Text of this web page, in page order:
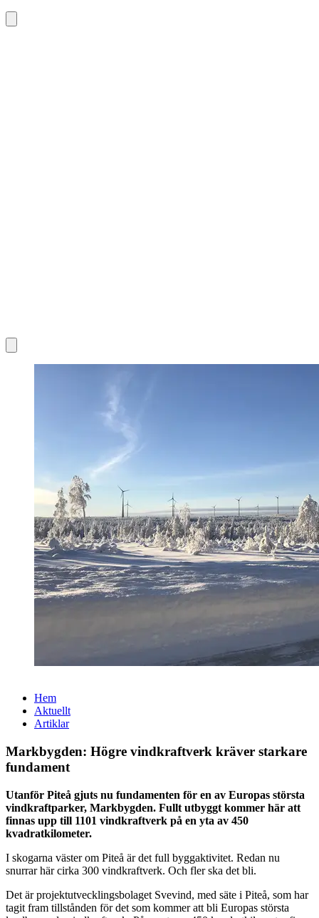
Hem
Aktuellt
Artiklar
Markbygden: Högre vindkraftverk kräver starkare
fundament
Utanför Piteå gjuts nu fundamenten för en av Europas största
vindkraftparker, Markbygden. Fullt utbyggt kommer här att
finnas upp till 1101 vindkraftverk på en yta av 450
kvadratkilometer.
I skogarna väster om Piteå är det full byggaktivitet. Redan nu
snurrar här cirka 300 vindkraftverk. Och fler ska det bli.
Det är projektutvecklingsbolaget Svevind, med säte i Piteå, som har
tagit fram tillstånden för det som kommer att bli Europas största